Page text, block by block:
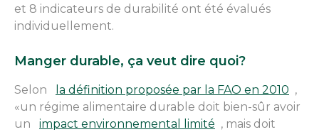
et 8 indicateurs de durabilité ont été évalués
individuellement.
Manger durable, ça veut dire quoi?
Selon la définition proposée par la FAO en 2010 ,
«un régime alimentaire durable doit bien-sûr avoir
un
impact environnemental limité , mais doit